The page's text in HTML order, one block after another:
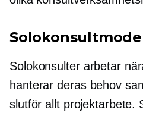
Solokonsulter arbetar
hanterar deras behov
slutför allt projektarbete.